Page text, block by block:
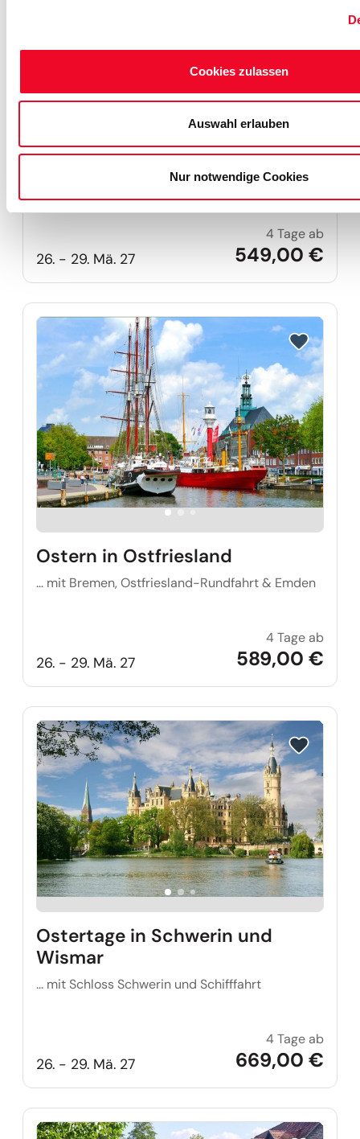
Cookies zulassen
Auswahl erlauben
Nur notwendige Cookies
Ostern auf der Insel Rügen
... mit Göhren, Binz, Hiddensee u.v.m.
26. - 29. Mä. 27
4 Tage ab
549,00 €
Reise auf
Ostern in Ostfriesland
… mit Bremen, Ostfriesland-Rundfahrt & Emden
26. - 29. Mä. 27
4 Tage ab
589,00 €
Reise auf
Ostertage in Schwerin und
Wismar
... mit Schloss Schwerin und Schifffahrt
26. - 29. Mä. 27
4 Tage ab
669,00 €